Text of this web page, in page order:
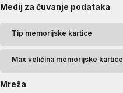
Medij za čuvanje podataka
Tip memorijske kartice
Max veličina memorijske kartice
Mreža